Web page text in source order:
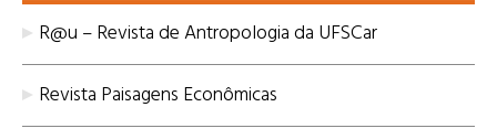
R@u – Revista de Antropologia da UFSCar
Revista Paisagens Econômicas